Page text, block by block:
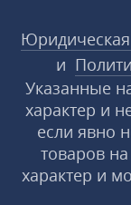
и
Указанные
характер и
если явно
товаров
характер и